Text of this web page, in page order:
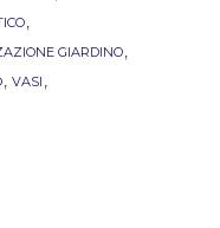
,
GIARDINO,
, VASI ,